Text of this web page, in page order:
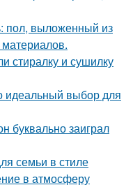
пол, выложенный из
стиралку и сушилку
идеальный выбор для
буквально заиграл
семьи в стиле
в атмосферу